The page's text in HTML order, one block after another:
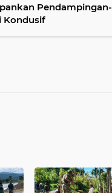
Pendampingan-
Kondusif